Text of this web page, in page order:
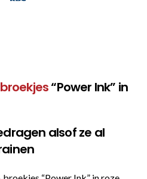
“Power Ink” in
alsof ze al